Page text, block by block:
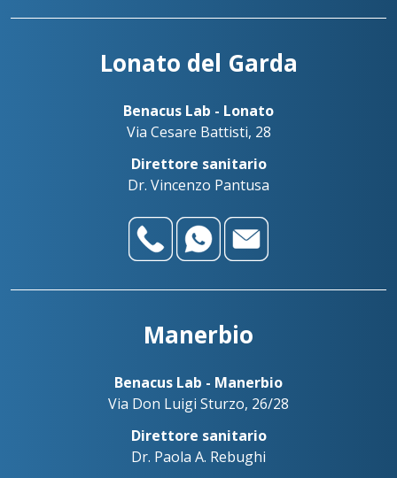
Lonato del Garda
Benacus Lab - Lonato
Via Cesare Battisti, 28
Direttore sanitario
Dr. Vincenzo Pantusa
Manerbio
Benacus Lab - Manerbio
Via Don Luigi Sturzo, 26/28
Direttore sanitario
Dr. Paola A. Rebughi